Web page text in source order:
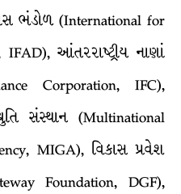
ભંડોળ (International for
આંતરરાષ્ટ્રીય નાણાં
Corporation, IFC),
સંસ્થાન (Multinational
MIGA), વિકાસ પ્રવેશ
Foundation, DGF),